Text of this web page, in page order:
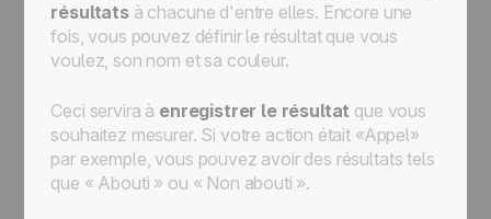
résultatsà chacune d'entre elles. Encore une
fois, vous pouvez définir le résultat que vous
voulez, son nom et sa couleur.
Ceci servira à enregistrer le résultat que vous
souhaitez mesurer. Si votre action était «Appel»
par exemple, vous pouvez avoir des résultats tels
que « Abouti » ou « Non abouti ».